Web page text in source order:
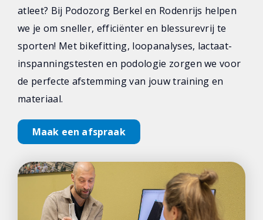
atleet? Bij Podozorg Berkel en Rodenrijs helpen
we je om sneller, efficiënter en blessurevrij te
sporten! Met bikefitting, loopanalyses, lactaat-
inspanningstesten en podologie zorgen we voor
de perfecte afstemming van jouw training en
materiaal.
Maak een afspraak